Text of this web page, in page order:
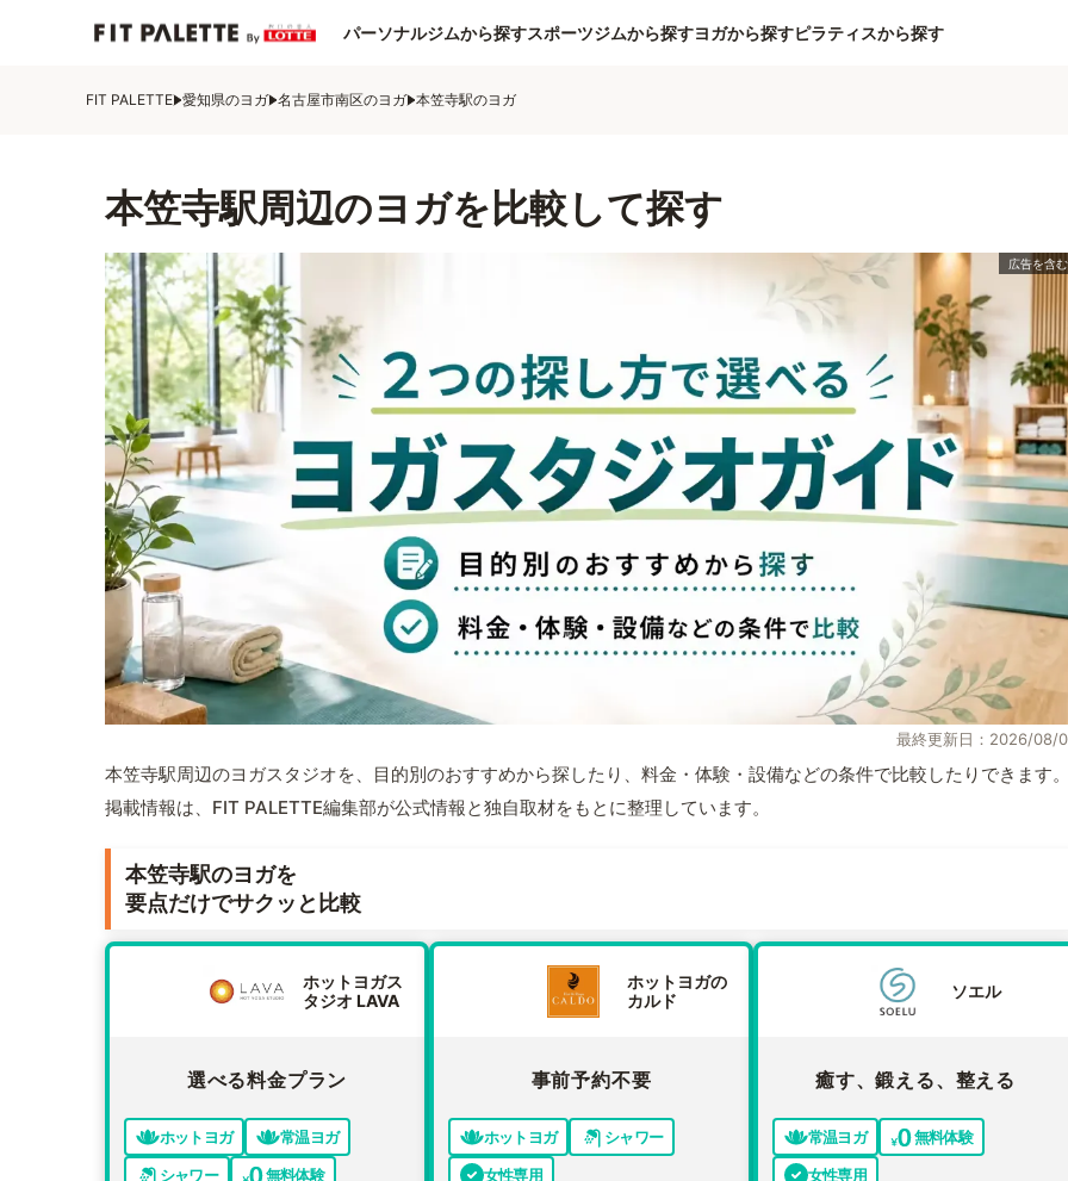
パーソナルジムから探すスポーツジムから探すヨガから探すピラティスから探す
FIT PALETTE 愛知県のヨガ 名古屋市南区のヨガ 本笠寺駅のヨガ
本笠寺駅周辺のヨガを比較して探す
最終更新日：2026/08/
本笠寺駅周辺のヨガスタジオを、目的別のおすすめから探したり、料金・体験・設備などの条件で比較したりできます
掲載情報は、FIT PALETTE編集部が公式情報と独自取材をもとに整理しています。
本笠寺駅のヨガを
要点だけでサクッと比較
ホットヨガス
タジオ LAVA
選べる料金プラン
ホットヨガ
常温ヨガ
シャワー
無料体験
ホットヨガの
カルド
事前予約不要
ホットヨガ
シャワー
女性専用
ソエル
癒す、鍛える、整える
常温ヨガ
無料体験
女性専用